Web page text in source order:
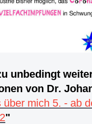
unbedingt
von Dr.
über mich 5. - ab
"